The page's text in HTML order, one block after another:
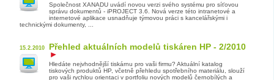
Společnost XANADU uvádí novou verzi svého systému pro síťovou
správu dokumentů - iPROJECT 3.6. Nová verze této intranetové a
internetové aplikace usnadňuje týmovou práci s kancelářskými i
technickými dokumenty, ...
15.2.2010 Přehled aktuálních modelů tiskáren HP - 2/2010
Hledáte nejvhodnější tiskárnu pro vaši firmu? Aktuální katalog
tiskových produktů HP, včetně přehledu spotřebního materiálu, slouží
pro vaši rychlou orientaci v portfoliu nových modelů černobílých a